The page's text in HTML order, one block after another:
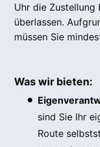
Uhr die Zustellung
überlassen.
müssen Sie
Was wir bieten:
sind Sie Ihr
Route